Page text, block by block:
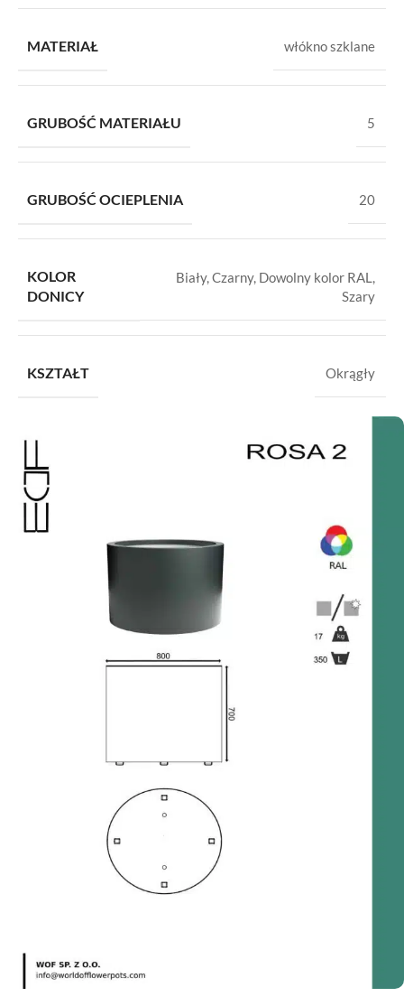
MATERIAŁ włókno szklane
GRUBOŚĆ MATERIAŁU 5
GRUBOŚĆ OCIEPLENIA 20
KOLOR
DONICY
Biały,Czarny, Dowolny kolor RAL,
Szary
KSZTAŁT Okrągły